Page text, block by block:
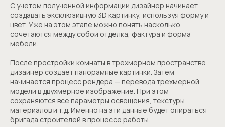
С учетом полученной информации дизайнер начинает
создавать эксклюзивную 3D картинку, используя форму и
цвет. Уже на этом этапе можно понять насколько
сочетаются между собой отделка, фактура и форма
мебели.
После простройки комнаты в трехмерном пространстве
дизайнер создает панорамные картинки. Затем
начинается процесс рендера — перевода трехмерной
модели в двухмерное изображение. При этом
сохраняются все параметры освещения, текстуры
материалов и т.д. Именно на эти данные будет опираться
бригада строителей в процессе работы.